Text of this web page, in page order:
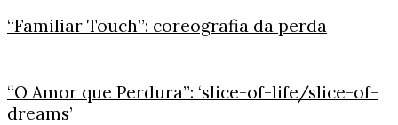
“Familiar Touch”: coreografia da perda
“O Amor que Perdura”: ‘slice-of-life/slice-of-
dreams’